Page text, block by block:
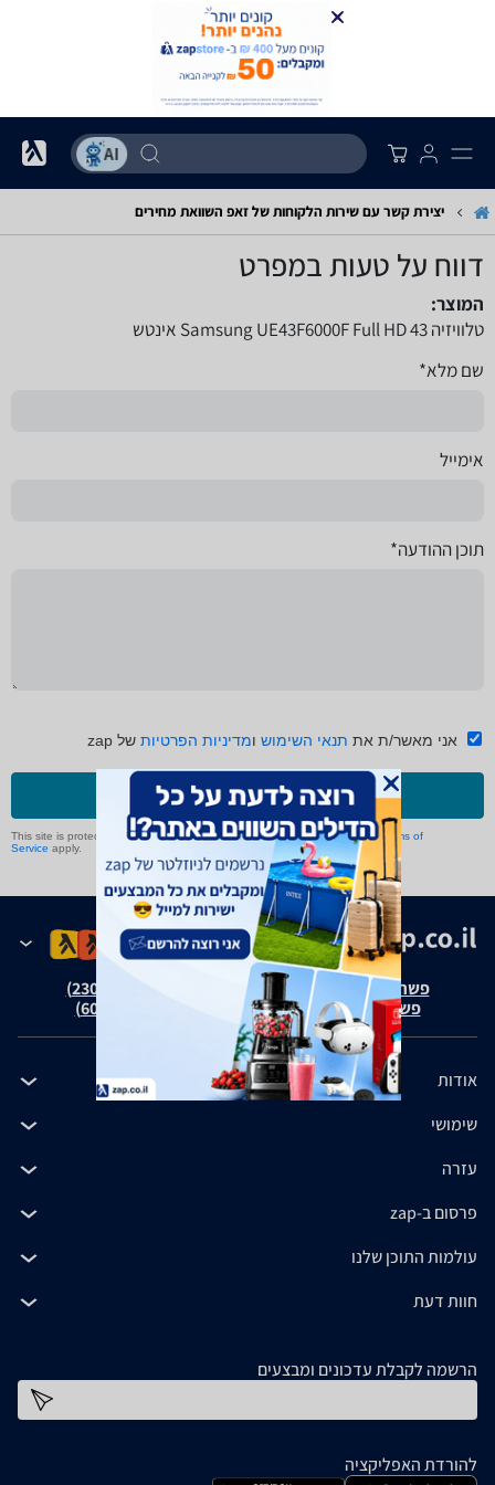
יצירת קשר עם שירות הלקוחות של זאפ השוואת מחירים
דווח על טעות במפרט
המוצר:
טלוויזיה Samsung UE43F6000F Full HD 43 אינטש
שם מלא*
אימייל
תוכן ההודעה*
אני מאשר/ת את תנאי השימוש ומדיניות הפרטיות של zap
שליחה
This site is protected by reCAPTCHA and the GooglePrivacy Policyand Terms of
Service apply.
פשרה בת"צ אבנצ'יק נ' זאפ גרופ (ת"צ 23008-08-20)
פשרה בת"צ כהנים נ' זאפ גרופ (ת"צ 60371-12-19)
אודות
שימושי
עזרה
פרסום ב-zap
עולמות התוכן שלנו
חוות דעת
הרשמה לקבלת עדכונים ומבצעים
להורדת האפליקציה